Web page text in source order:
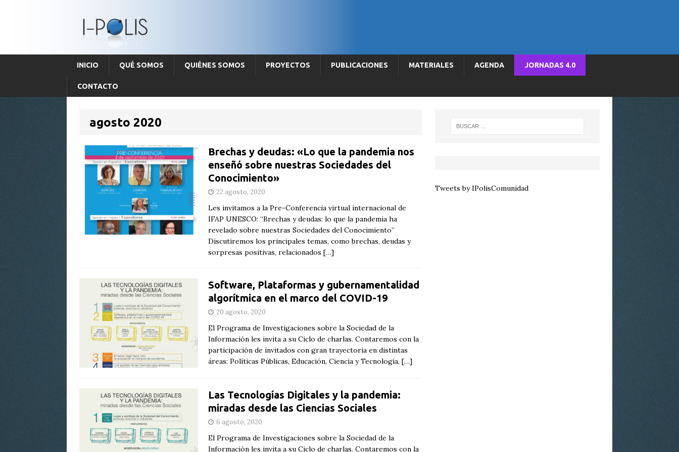
INICIO QUÉ SOMOS QUIÉNES SOMOS PROYECTOS PUBLICACIONES MATERIALES AGENDA JORNADAS 4.0
CONTACTO
agosto 2020
Brechas y deudas: «Lo que la pandemia nos
enseñó sobre nuestras Sociedades del
Conocimiento»
22 agosto, 2020
Les invitamos a la Pre-Conferencia virtual internacional de
IFAP UNESCO: “Brechas y deudas: lo que la pandemia ha
revelado sobre nuestras Sociedades del Conocimiento”
Discutiremos los principales temas, como brechas, deudas y
sorpresas positivas, relacionados […]
Software, Plataformas y gubernamentalidad
algorítmica en el marco del COVID-19
20 agosto, 2020
El Programa de Investigaciones sobre la Sociedad de la
Información les invita a su Ciclo de charlas. Contaremos con la
participación de invitados con gran trayectoria en distintas
áreas: Políticas Públicas, Educación, Ciencia y Tecnología, […]
Las Tecnologías Digitales y la pandemia:
miradas desde las Ciencias Sociales
6 agosto, 2020
El Programa de Investigaciones sobre la Sociedad de la
Información les invita a su Ciclo de charlas. Contaremos con la
Tweets by IPolisComunidad